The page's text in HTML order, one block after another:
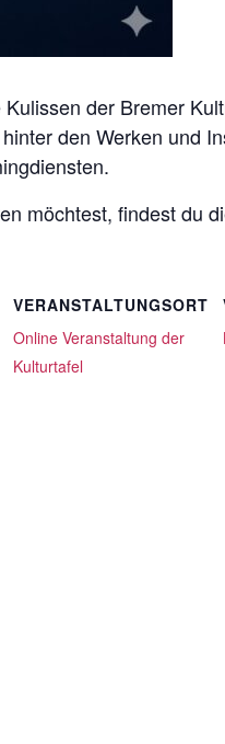
der Bremer
den Werken und
möchtest, findest du
VERANSTALTUNGSORT
Online Veranstaltung der
Kulturtafel